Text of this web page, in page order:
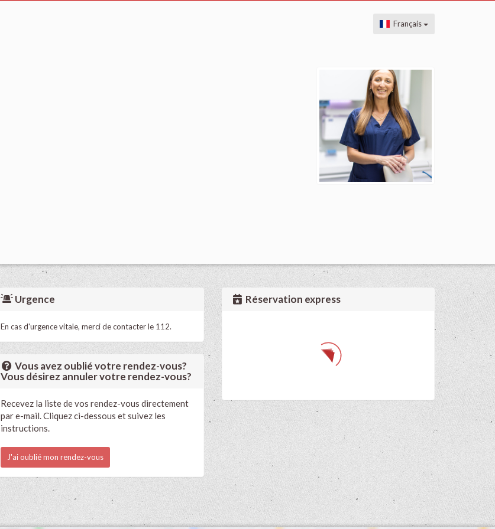
Français
Urgence
En cas d'urgence vitale, merci de contacter le 112.
Vous avez oublié votre rendez-vous?
Vous désirez annuler votre rendez-vous?
Recevez la liste de vos rendez-vous directement
par e-mail. Cliquez ci-dessous et suivez les
instructions.
J'ai oublié mon rendez-vous
Réservation express